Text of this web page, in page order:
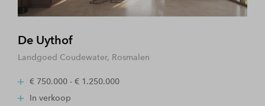
De Uythof
Landgoed Coudewater, Rosmalen
€ 750.000 - € 1.250.000
In verkoop